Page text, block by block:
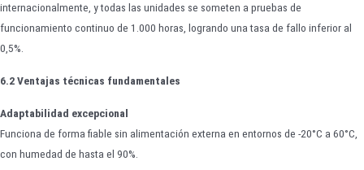
internacionalmente, y todas las unidades se someten a pruebas de
funcionamiento continuo de 1.000 horas, logrando una tasa de fallo inferior al
0,5%.
6.2 Ventajas técnicas fundamentales
Adaptabilidad excepcional
Funciona de forma fiable sin alimentación externa en entornos de -20°C a 60°C,
con humedad de hasta el 90%.